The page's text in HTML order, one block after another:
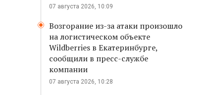
07 августа 2026, 10:09
Возгорание из-за атаки произошло
на логистическом объекте
Wildberries в Екатеринбурге,
сообщили в пресс-службе
компании
07 августа 2026, 10:28